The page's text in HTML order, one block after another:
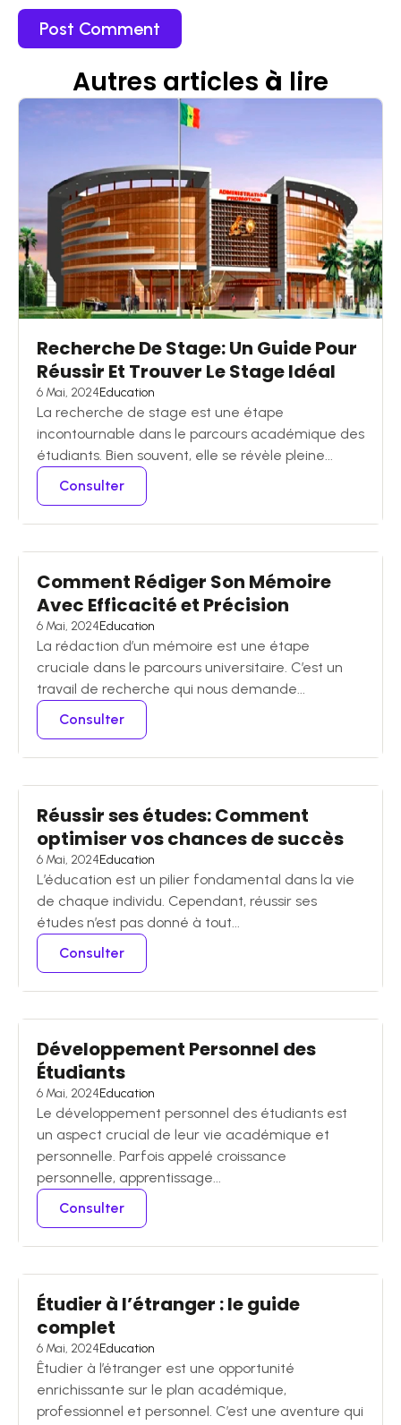
Autres articles à lire
Recherche De Stage: Un Guide Pour
Réussir Et Trouver Le Stage Idéal
6 Mai, 2024Education
La recherche de stage est une étape
incontournable dans le parcours académique des
étudiants. Bien souvent, elle se révèle pleine...
Consulter
Comment Rédiger Son Mémoire
Avec Efficacité et Précision
6 Mai, 2024Education
La rédaction d’un mémoire est une étape
cruciale dans le parcours universitaire. C’est un
travail de recherche qui nous demande...
Consulter
Réussir ses études: Comment
optimiser vos chances de succès
6 Mai, 2024Education
L’éducation est un pilier fondamental dans la vie
de chaque individu. Cependant, réussir ses
études n’est pas donné à tout...
Consulter
Développement Personnel des
Étudiants
6 Mai, 2024Education
Le développement personnel des étudiants est
un aspect crucial de leur vie académique et
personnelle. Parfois appelé croissance
personnelle, apprentissage...
Consulter
Étudier à l’étranger : le guide
complet
6 Mai, 2024Education
Êtudier à l’étranger est une opportunité
enrichissante sur le plan académique,
professionnel et personnel. C’est une aventure qui